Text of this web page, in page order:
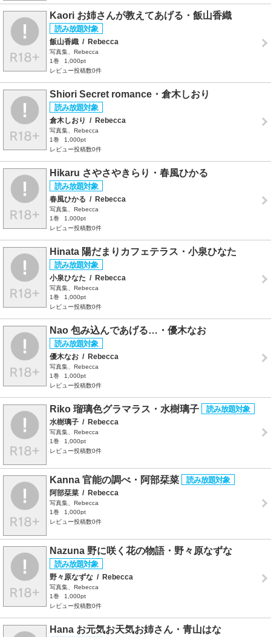
Kaori お姉さんが教えてあげる・飯山香織
飯山香織 / Rebecca
写真集、Rebecca
1巻
1,000pt
レビュー投稿数0件
Shiori Secret romance・倉木しおり
倉木しおり / Rebecca
写真集、Rebecca
1巻
1,000pt
レビュー投稿数0件
Hikaru さやさやきらり・春風ひかる
春風ひかる / Rebecca
写真集、Rebecca
1巻
1,000pt
レビュー投稿数0件
Hinata 陽だまりカフェテラス・小泉ひなた
小泉ひなた / Rebecca
写真集、Rebecca
1巻
1,000pt
レビュー投稿数0件
Nao 包み込んであげる…・優木なお
優木なお / Rebecca
写真集、Rebecca
1巻
1,000pt
レビュー投稿数0件
Riko 瑠璃色グラマラス・水樹璃子
水樹璃子 / Rebecca
写真集、Rebecca
1巻
1,000pt
レビュー投稿数0件
Kanna 官能の調べ・阿部栞菜
阿部栞菜 / Rebecca
写真集、Rebecca
1巻
1,000pt
レビュー投稿数0件
Nazuna 野に咲く花の物語・野々原なずな
野々原なずな / Rebecca
写真集、Rebecca
1巻
1,000pt
レビュー投稿数0件
Hana お元気お天気お姉さん・青山はな